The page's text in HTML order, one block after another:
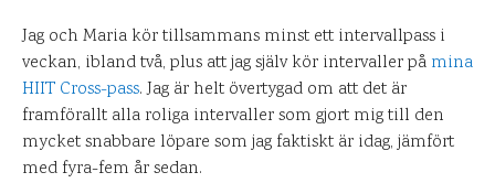
Jag och Maria kör tillsammans minst ett intervallpass i
veckan, ibland två, plus att jag själv kör intervaller på mina
HIIT Cross-pass. Jag är helt övertygad om att det är
framförallt alla roliga intervaller som gjort mig till den
mycket snabbare löpare som jag faktiskt är idag, jämfört
med fyra-fem år sedan.